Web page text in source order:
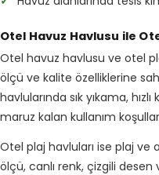
Otel Havuz Havlusu ile
Otel havuz havlusu ve otel
ölçü ve kalite özelliklerine
havlularında sık yıkama,
maruz kalan kullanım
Otel plaj havluları ise plaj ve
ölçü, canlı renk, çizgili